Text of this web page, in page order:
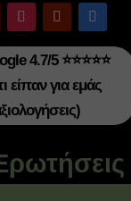
4.7/5 ⭐⭐⭐⭐⭐
είπαν για εμάς